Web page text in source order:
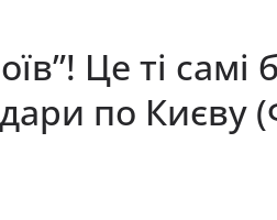
Це ті
по Києву